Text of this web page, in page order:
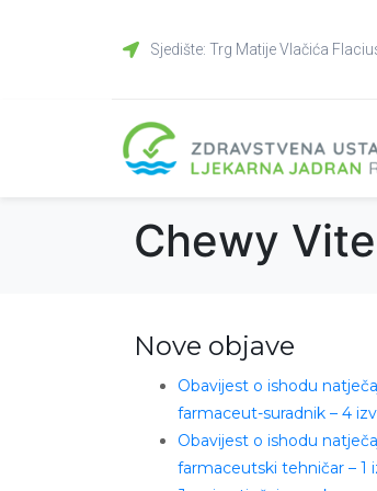
Sjedište: Trg Matije Vlačića
Chewy
Nove objave
Obavijest o ishodu
farmaceut-suradnik – 4
Obavijest o ishodu
farmaceutski tehničar – 1